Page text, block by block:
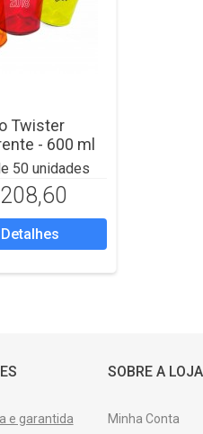
Twister
- 600 ml
50 unidades
e garantida
SOBRE A LOJA
Minha Conta